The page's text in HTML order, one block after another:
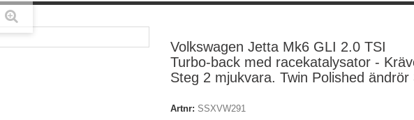
Volkswagen Jetta Mk6 GLI 2.0 TSI
Turbo-back med racekatalysator -
Steg 2 mjukvara. Twin Polished ändrör
Artnr: SSXVW291